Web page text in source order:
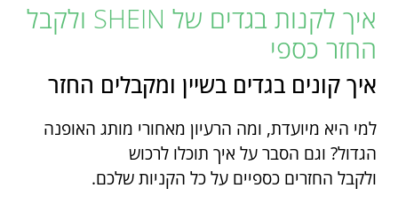
איך לקנות בגדים של SHEIN ולקבל
החזר כספי
איך קונים בגדים בשיין ומקבלים החזר
למי היא מיועדת, ומה הרעיון מאחורי מותג האופנה
הגדול? וגם הסבר על איך תוכלו לרכוש
ולקבל החזרים כספיים על כל הקניות שלכם.